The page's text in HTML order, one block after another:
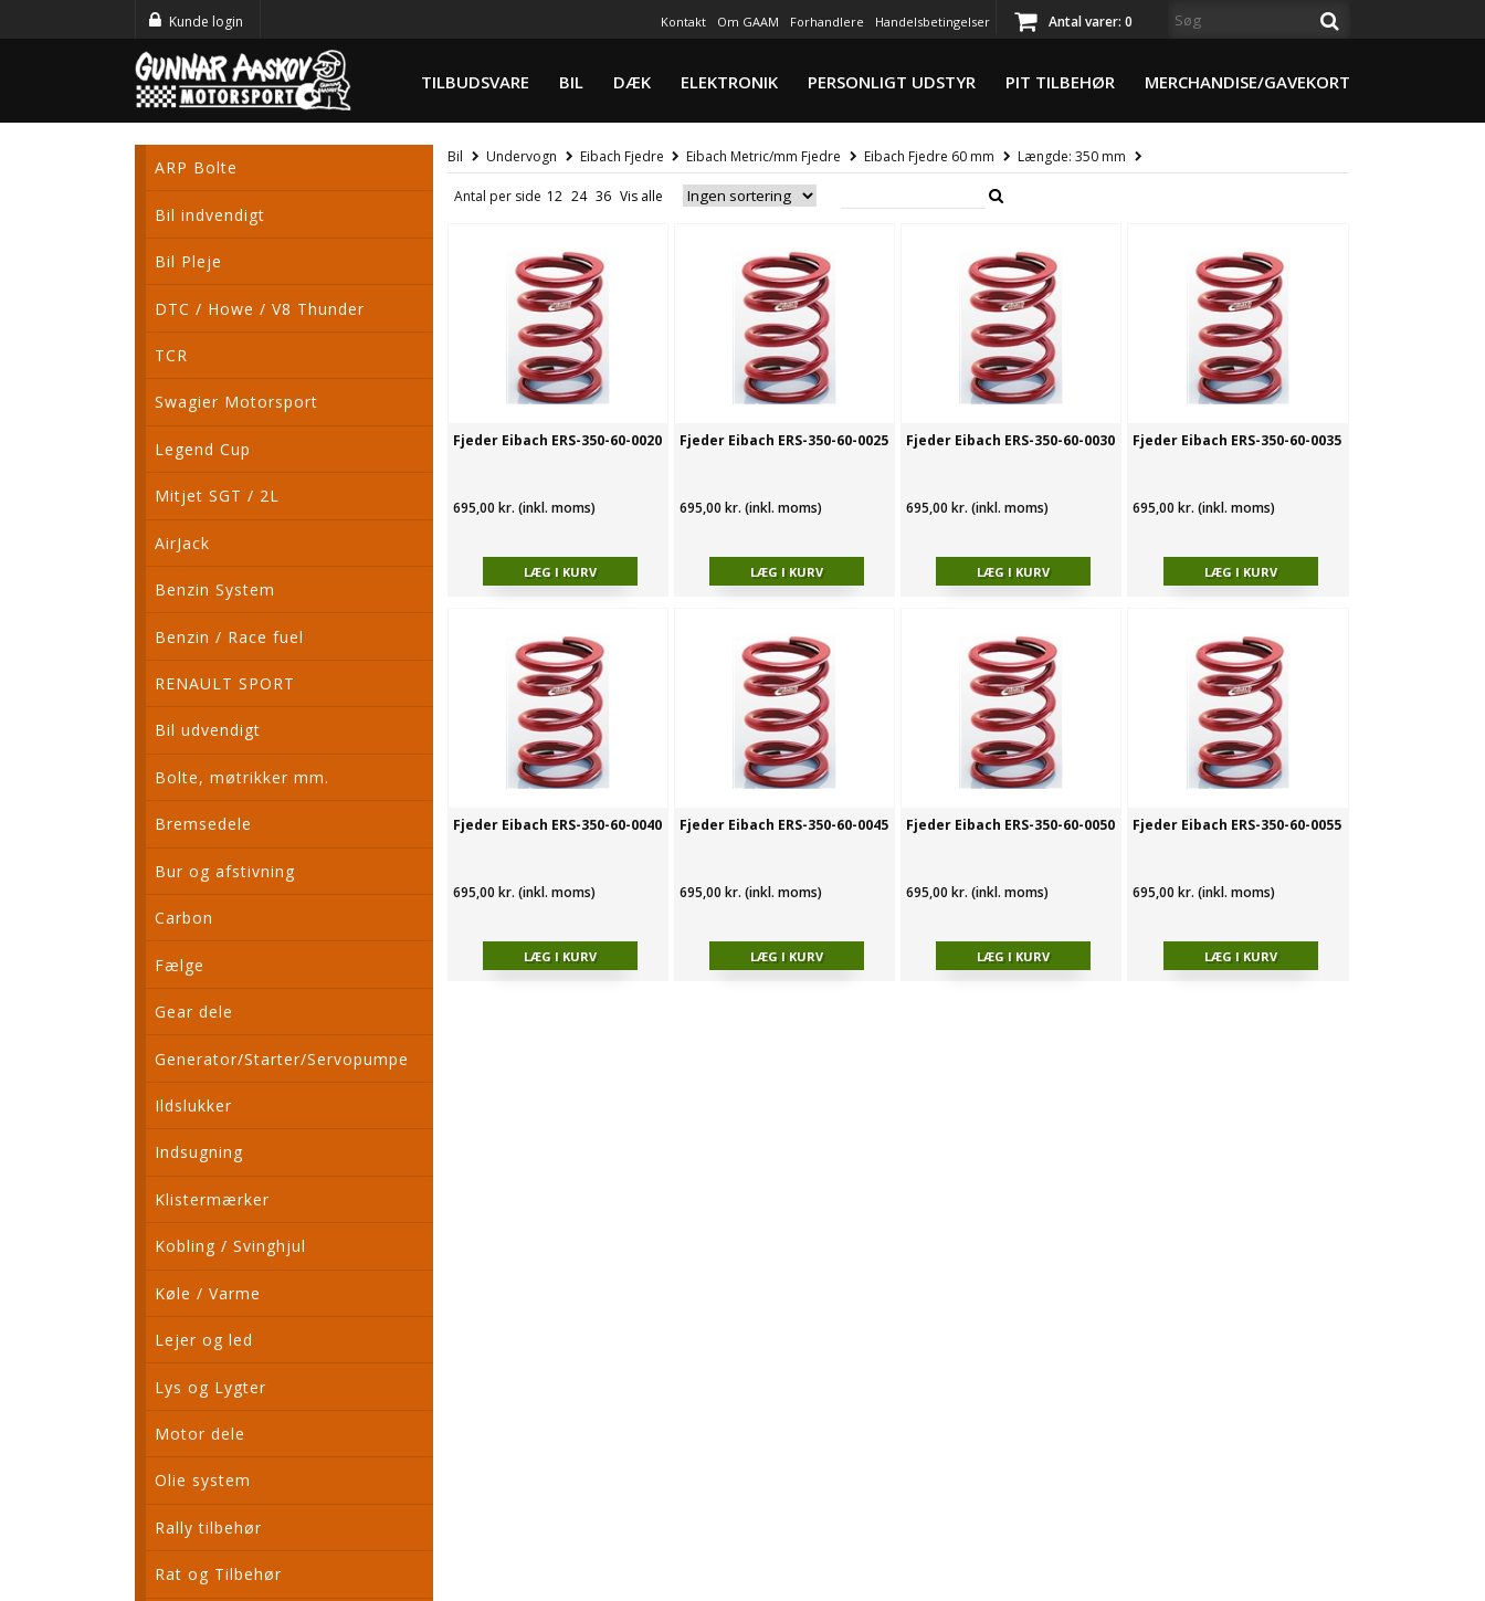
Kunde login Kontakt Om GAAM Forhandlere Handelsbetingelser Antal varer: 0
TILBUDSVARE BIL DÆK ELEKTRONIK PERSONLIGT UDSTYR PIT TILBEHØR MERCHANDISE/GAVEKORT
ARP Bolte
Bil indvendigt
Bil Pleje
DTC / Howe / V8 Thunder
TCR
Swagier Motorsport
Legend Cup
Mitjet SGT / 2L
AirJack
Benzin System
Benzin / Race fuel
RENAULT SPORT
Bil udvendigt
Bolte, møtrikker mm.
Bremsedele
Bur og afstivning
Carbon
Fælge
Gear dele
Generator/Starter/Servopumpe
Ildslukker
Indsugning
Klistermærker
Kobling / Svinghjul
Køle / Varme
Lejer og led
Lys og Lygter
Motor dele
Olie system
Rally tilbehør
Rat og Tilbehør
Bil Undervogn Eibach Fjedre Eibach Metric/mm Fjedre Eibach Fjedre 60 mm Længde: 350 mm
Antal per side
Fjeder Eibach ERS-350-60-0020
695,00 kr. (inkl. moms)
Fjeder Eibach ERS-350-60-0025
695,00 kr. (inkl. moms)
Fjeder Eibach ERS-350-60-0030
695,00 kr. (inkl. moms)
Fjeder Eibach ERS-350-60-0035
695,00 kr. (inkl. moms)
Fjeder Eibach ERS-350-60-0040
695,00 kr. (inkl. moms)
Fjeder Eibach ERS-350-60-0045
695,00 kr. (inkl. moms)
Fjeder Eibach ERS-350-60-0050
695,00 kr. (inkl. moms)
Fjeder Eibach ERS-350-60-0055
695,00 kr. (inkl. moms)